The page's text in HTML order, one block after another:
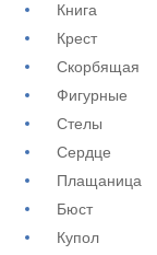
Книга
Крест
Скорбящая
Фигурные
Стелы
Сердце
Плащаница
Бюст
Купол